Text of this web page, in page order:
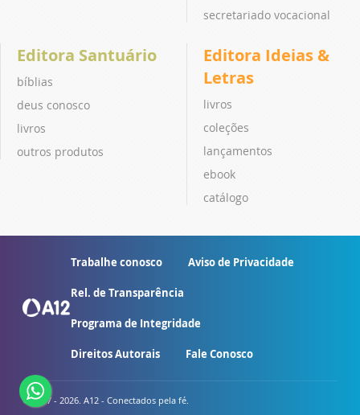
secretariado vocacional
Editora Santuário
bíblias
deus conosco
livros
outros produtos
Editora Ideias &
Letras
livros
coleções
lançamentos
ebook
catálogo
Trabalhe conosco Aviso de Privacidade
Rel. de Transparência
Programa de Integridade
Direitos Autorais Fale Conosco
© 2007 - 2026. A12 - Conectados pela fé.